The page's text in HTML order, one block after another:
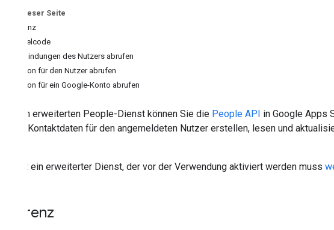
Auf dieser Seite
Referenz
Beispielcode
Verbindungen des Nutzers abrufen
Person für den Nutzer abrufen
Person für ein Google-Konto abrufen
Mit dem erweiterten People-Dienst können Sie die People API in Google Apps
Skripts Kontaktdaten für den angemeldeten Nutzer erstellen, lesen und
Dies ist ein erweiterter Dienst, der vor der Verwendung aktiviert werden muss
Referenz